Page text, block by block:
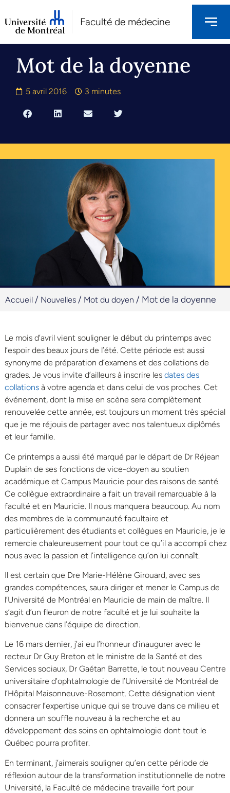
Faculté de médecine
Mot de la doyenne
5 avril 2016 3 minutes
Accueil / Nouvelles / Mot du doyen / Mot de la doyenne
Le mois d’avril vient souligner le début du printemps avec
l’espoir des beaux jours de l’été. Cette période est aussi
synonyme de préparation d’examens et des collations de
grades. Je vous invite d’ailleurs à inscrire les dates des
collations à votre agenda et dans celui de vos proches. Cet
événement, dont la mise en scène sera complètement
renouvelée cette année, est toujours un moment très spécial
que je me réjouis de partager avec nos talentueux diplômés
et leur famille.
Ce printemps a aussi été marqué par le départ de Dr Réjean
Duplain de ses fonctions de vice-doyen au soutien
académique et Campus Mauricie pour des raisons de santé.
Ce collègue extraordinaire a fait un travail remarquable à la
faculté et en Mauricie. Il nous manquera beaucoup. Au nom
des membres de la communauté facultaire et
particulièrement des étudiants et collègues en Mauricie, je le
remercie chaleureusement pour tout ce qu’il a accompli chez
nous avec la passion et l’intelligence qu’on lui connaît.
Il est certain que Dre Marie-Hélène Girouard, avec ses
grandes compétences, saura diriger et mener le Campus de
l’Université de Montréal en Mauricie de main de maître. Il
s’agit d’un fleuron de notre faculté et je lui souhaite la
bienvenue dans l’équipe de direction.
Le 16 mars dernier, j’ai eu l’honneur d’inaugurer avec le
recteur Dr Guy Breton et le ministre de la Santé et des
Services sociaux, Dr Gaétan Barrette, le tout nouveau Centre
universitaire d’ophtalmologie de l’Université de Montréal de
l’Hôpital Maisonneuve-Rosemont. Cette désignation vient
consacrer l’expertise unique qui se trouve dans ce milieu et
donnera un souffle nouveau à la recherche et au
développement des soins en ophtalmologie dont tout le
Québec pourra profiter.
En terminant, j’aimerais souligner qu’en cette période de
réflexion autour de la transformation institutionnelle de notre
Université, la Faculté de médecine travaille fort pour